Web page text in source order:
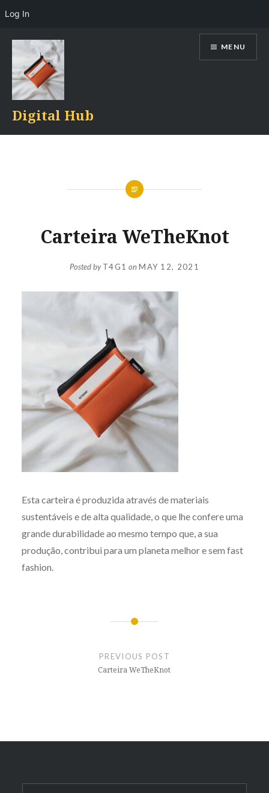
content
Digital Hub
MENU
Carteira WeTheKnot
Posted byT4G1 onMAY 12, 2021
Esta carteira é produzida através de materiais
sustentáveis e de alta qualidade, o que lhe confere uma
grande durabilidade ao mesmo tempo que, a sua
produção, contribui para um planeta melhor e sem fast
fashion.
PREVIOUS POST
Carteira WeTheKnot
Log In